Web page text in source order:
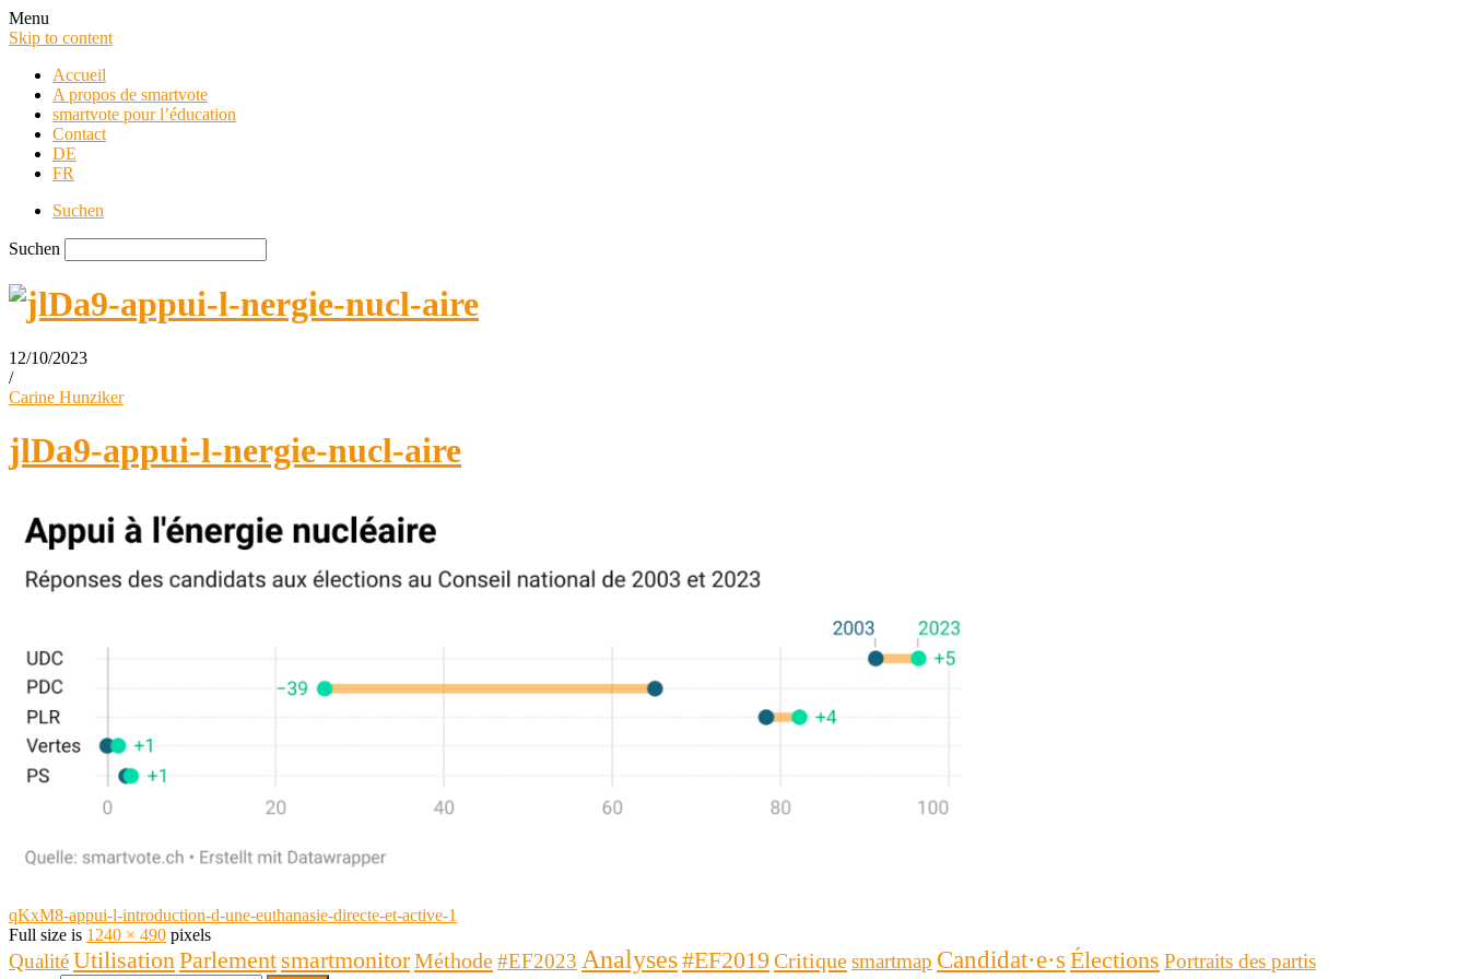
Menu
Skip to content
Accueil
A propos de smartvote
smartvote pour l’éducation
Contact
DE
FR
Suchen
Suchen
smartvote Blog
12/10/2023
/
Carine Hunziker
jlDa9-appui-l-nergie-nucl-aire
qKxM8-appui-l-introduction-d-une-euthanasie-directe-et-active-1
Full size is 1240 × 490 pixels
QualitéUtilisation Parlement smartmonitorMéthode#EF2023 Analyses#EF2019 Critiquesmartmap Candidat·e·s Élections Portraits des partis